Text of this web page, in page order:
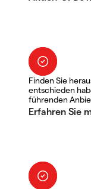
Finden Sie
entschieden
führenden